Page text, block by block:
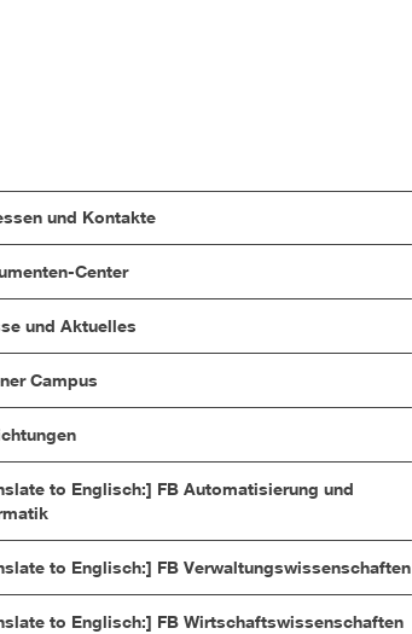
und Kontakte
Center
und Aktuelles
Campus
to Englisch:] FB Automatisierung und
to Englisch:] FB Verwaltungswissenschaften
to Englisch:] FB Wirtschaftswissenschaften